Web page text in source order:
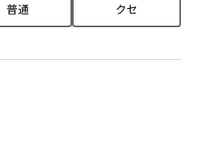
普通 クセ